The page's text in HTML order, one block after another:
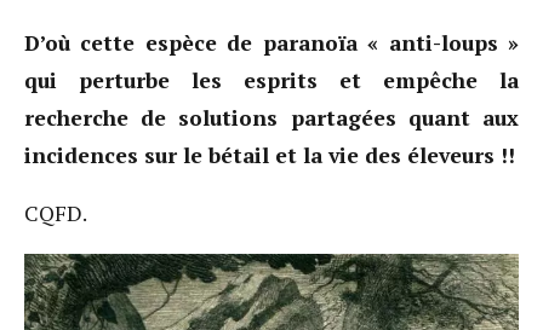
D’où cette espèce de paranoïa « anti-loups »
qui perturbe les esprits et empêche la
recherche de solutions partagées quant aux
incidences sur le bétail et la vie des éleveurs !!
CQFD.